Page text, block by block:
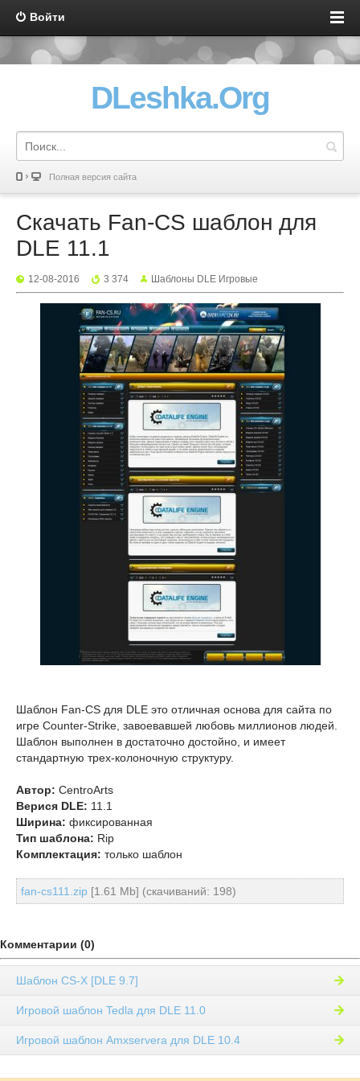
Войти
DLeshka.Org
Полная версия сайта
Скачать Fan-CS шаблон для
DLE 11.1
12-08-2016 3 374 Шаблоны DLE Игровые
Шаблон Fan-CS для DLE это отличная основа для сайта по
игре Counter-Strike, завоевавшей любовь миллионов людей.
Шаблон выполнен в достаточно достойно, и имеет
стандартную трех-колоночную структуру.
Автор: CentroArts
Верися DLE: 11.1
Ширина: фиксированная
Тип шаблона: Rip
Комплектация: только шаблон
fan-cs111.zip [1.61 Mb] (cкачиваний: 198)
Комментарии (0)
Шаблон CS-X [DLE 9.7]
Игровой шаблон Tedla для DLE 11.0
Игровой шаблон Amxservera для DLE 10.4